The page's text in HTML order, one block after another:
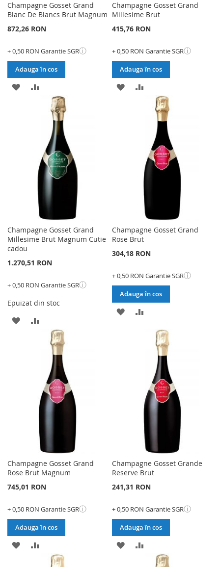
Champagne Gosset Grand
Blanc De Blancs Brut Magnum
872,26 RON
+ 0,50 RON Garantie SGRⓘ
Adauga în cos
ADAUGATI
DORINTE
PENTRU
COMPARARE
Champagne Gosset Grand
Millesime Brut
415,76 RON
+ 0,50 RON Garantie SGRⓘ
Adauga în cos
ADAUGATI
DORINTE
PENTRU
COMPARARE
Champagne Gosset Grand
Millesime Brut Magnum Cutie
cadou
1.270,51 RON
+ 0,50 RON Garantie SGRⓘ
Epuizat din stoc
ADAUGATI
DORINTE
PENTRU
COMPARARE
Champagne Gosset Grand
Rose Brut
304,18 RON
+ 0,50 RON Garantie SGRⓘ
Adauga în cos
ADAUGATI
DORINTE
PENTRU
COMPARARE
Champagne Gosset Grand
Rose Brut Magnum
745,01 RON
+ 0,50 RON Garantie SGRⓘ
Adauga în cos
ADAUGATI
PENTRU
Champagne Gosset Grande
Reserve Brut
241,31 RON
+ 0,50 RON Garantie SGRⓘ
Adauga în cos
ADAUGATI
PENTRU